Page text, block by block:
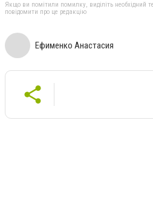
Якщо ви помітили помилку, виділіть необхідний
повідомити про це редакцію
Ефименко Анастасия